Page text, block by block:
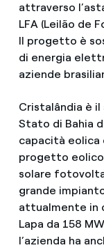
attraverso
LFA (Leilão de
Il progetto è
di energia
aziende
Cristalândia è
Stato di Bahia
capacità
progetto eolico
solare
grande
attualmente in
Lapa da 158
l’azienda ha